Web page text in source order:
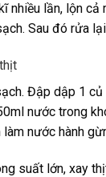
nhiều lần, lộn
Sau đó rửa
Đập dập 1
nước trong
nước hành
suất lớn, xay